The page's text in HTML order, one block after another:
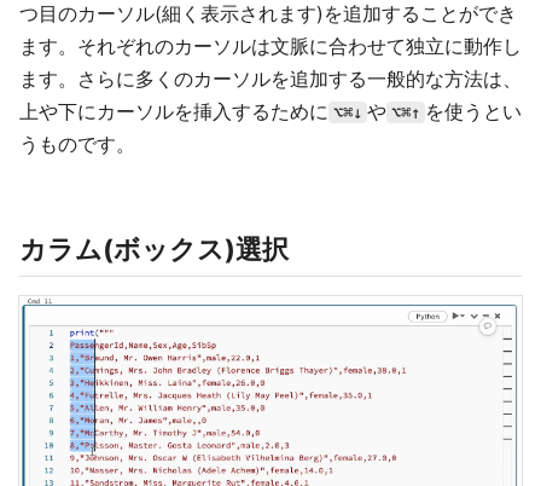
つ目のカーソル(細く表示されます)を追加することができ
ます。それぞれのカーソルは文脈に合わせて独立に動作し
ます。さらに多くのカーソルを追加する一般的な方法は、
上や下にカーソルを挿入するために ⌥⌘↓ や ⌥⌘↑ を使うとい
うものです。
カラム(ボックス)選択